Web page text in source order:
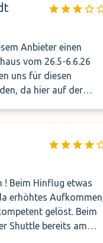
Anbieter einen
vom 26.5-6.6.26
uns für diesen
da hier auf der
Ankunft am
sagte uns er würde
Ort haben wir dann
auf den Mitarbeiter
aber sagen muss das
alleine arbeiten
rund um die Uhr was
! Beim Hinflug etwas
erhöhtes
gelöst. Beim
Shuttle bereits am